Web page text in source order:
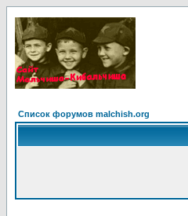
Список форумов malchish.org